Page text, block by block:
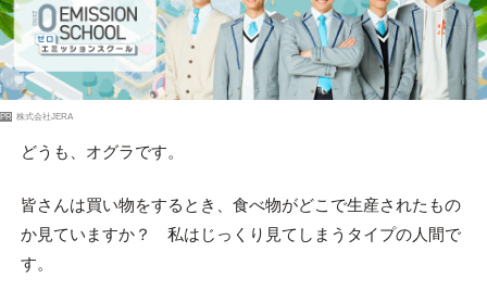
PR 株式会社JERA
どうも、オグラです。
皆さんは買い物をするとき、食べ物がどこで生産されたもの
か見ていますか？ 私はじっくり見てしまうタイプの人間で
す。